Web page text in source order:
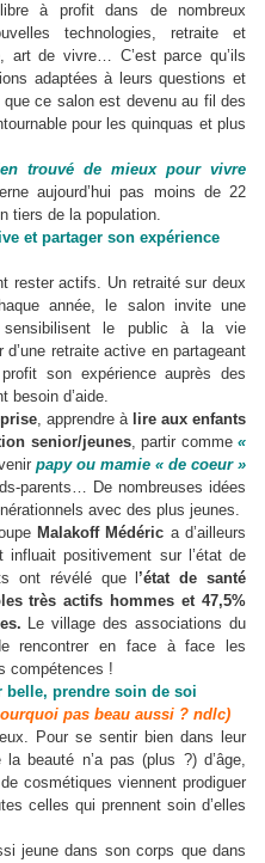
à profit dans de nombreux
technologies, retraite et
art de vivre… C’est parce qu’ils
adaptées à leurs questions et
ce salon est devenu au fil des
pour les quinquas et plus
trouvé de mieux pour vivre
aujourd’hui pas moins de 22
tiers de la population.
et partager son expérience
rester actifs. Un retraité sur deux
année, le salon invite une
sensibilisent le public à la vie
retraite active en partageant
son expérience auprès des
besoin d’aide.
, apprendre à lire aux enfants
senior/jeunes, partir comme«
papy ou mamie « de coeur »
parents… De nombreuses idées
avec des plus jeunes.
Malakoff Médéric a d’ailleurs
influait positivement sur l’état de
ont révélé que l ’état de santé
très actifs hommes et 47,5%
Le village des associations du
rencontrer en face à face les
compétences !
belle, prendre soin de soi
pas beau aussi ? ndlc)
Pour se sentir bien dans leur
beauté n’a pas (plus ?) d’âge,
cosmétiques viennent prodiguer
celles qui prennent soin d’elles
jeune dans son corps que dans